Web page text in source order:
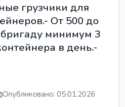
грузчики для
От 500 до
минимум 3
в день.-
Опубликовано: 05.01.2026